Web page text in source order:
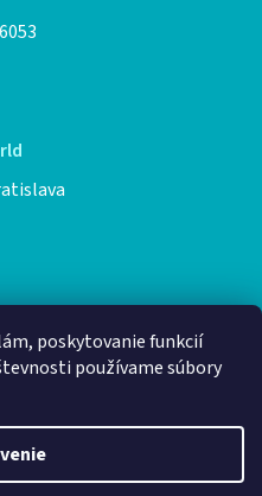
poskytovanie funkcií
používame súbory
Shoptet